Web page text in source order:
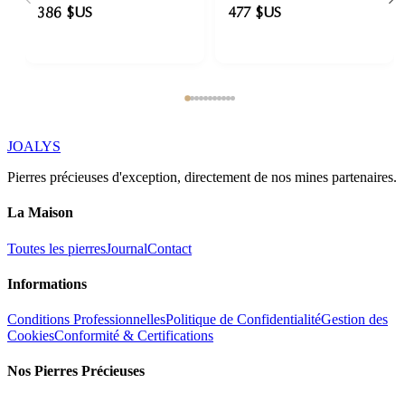
386 $US 477 $US
JOALYS
Pierres précieuses d'exception, directement de nos mines partenaires.
La Maison
Toutes les pierresJournalContact
Informations
Conditions ProfessionnellesPolitique de ConfidentialitéGestion des
CookiesConformité & Certifications
Nos Pierres Précieuses